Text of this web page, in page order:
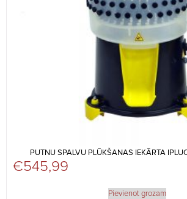
PUTNU SPALVU PLŪKŠANAS IEKĀRTA
€545,99
Pievienot grozam